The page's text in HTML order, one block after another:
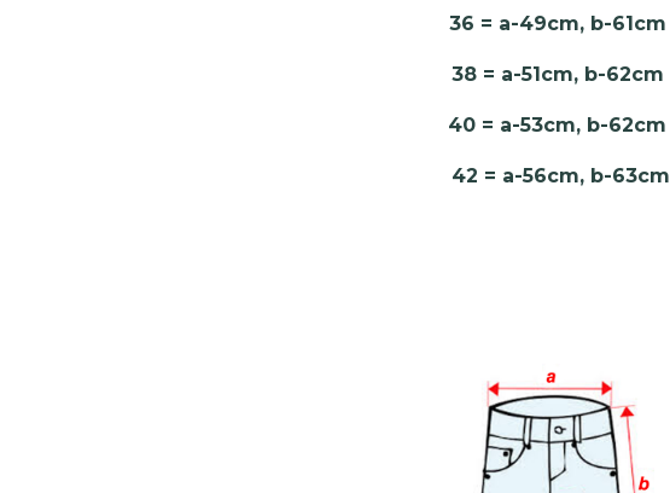
36 = a-49cm, b-61cm
38 = a-51cm, b-62cm
40 = a-53cm, b-62cm
42 = a-56cm, b-63cm